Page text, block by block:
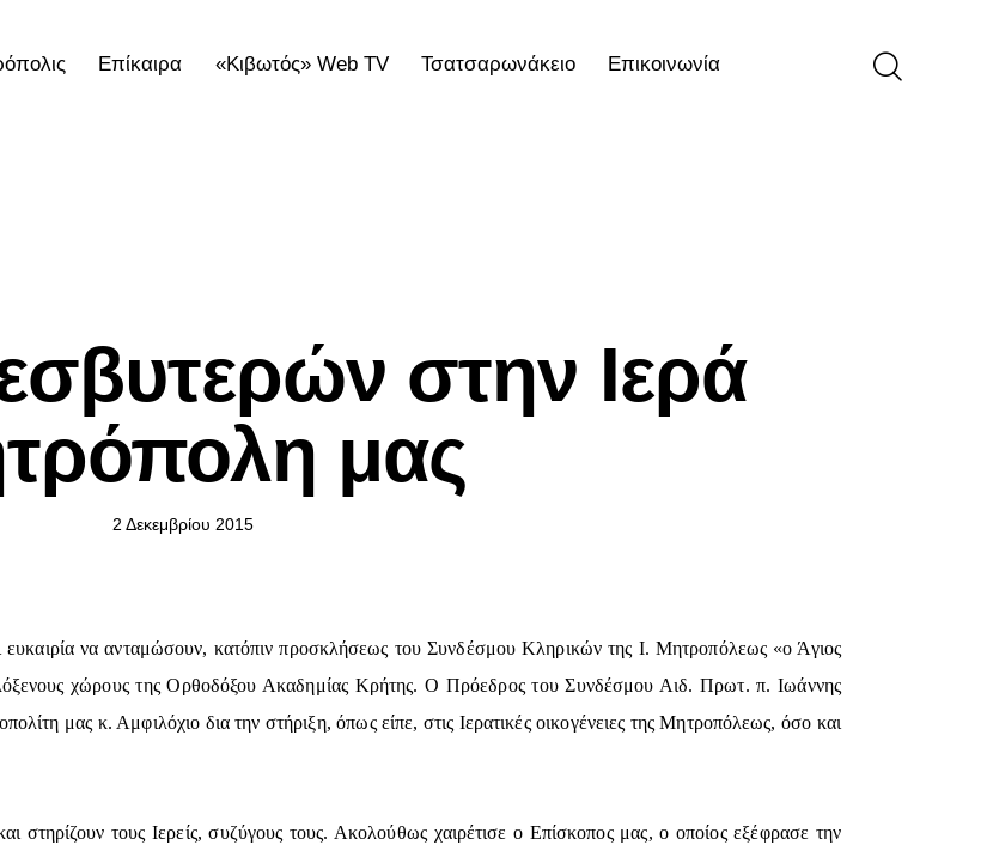
Επίκαιρα «Κιβωτός» Web TV Τσατσαρωνάκειο Επικοινωνία
στην Ιερά
μας
2 Δεκεμβρίου 2015
να ανταμώσουν, κατόπιν προσκλήσεως του Συνδέσμου Κληρικών της Ι. Μητροπόλεως «ο Άγιος
χώρους της Ορθοδόξου Ακαδημίας Κρήτης. Ο Πρόεδρος του Συνδέσμου Αιδ. Πρωτ. π. Ιωάννης
μας κ. Αμφιλόχιο δια την στήριξη, όπως είπε, στις Ιερατικές οικογένειες της Μητροπόλεως, όσο και
στηρίζουν τους Ιερείς, συζύγους τους. Ακολούθως χαιρέτισε ο Επίσκοπος μας, ο οποίος εξέφρασε την